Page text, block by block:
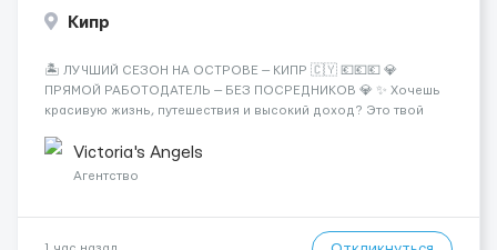
Кипр
🏝️ ЛУЧШИЙ СЕЗОН НА ОСТРОВЕ — КИПР 🇨🇾 💶💶💶 💎
ПРЯМОЙ РАБОТОДАТЕЛЬ — БЕЗ ПОСРЕДНИКОВ 💎 ✨ Хочешь
красивую жизнь, путешествия и высокий доход? Это твой
Опытная команда с годами практики — Стабильный поток
клиентов (без ...
Victoria's Angels
Агентство